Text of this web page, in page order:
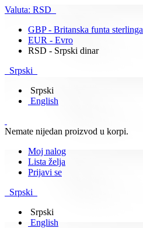
Valuta: RSD
GBP - Britanska funta sterlinga
EUR - Evro
RSD - Srpski dinar
Srpski
Srpski
English
Nemate nijedan proizvod u korpi.
Moj nalog
Lista želja
Prijavi se
Srpski
Srpski
English